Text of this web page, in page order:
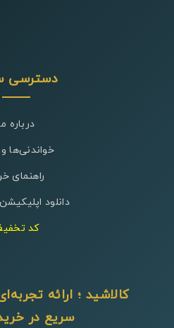
دسترسی
درباره
خواندنی‌ها و
راهنمای
دانلود
کد
کالاشید ؛ ارائه
سریع در